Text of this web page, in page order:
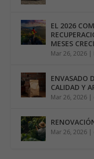
EL 2026
MESES
Mar 26, 2026 |
ENVASADO
CALIDAD Y
Mar 26, 2026 |
Mar 26, 2026 |